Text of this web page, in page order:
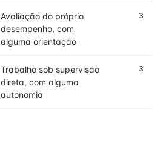
Avaliação do próprio
desempenho, com
alguma orientação
3
Trabalho sob supervisão
direta, com alguma
autonomia
3